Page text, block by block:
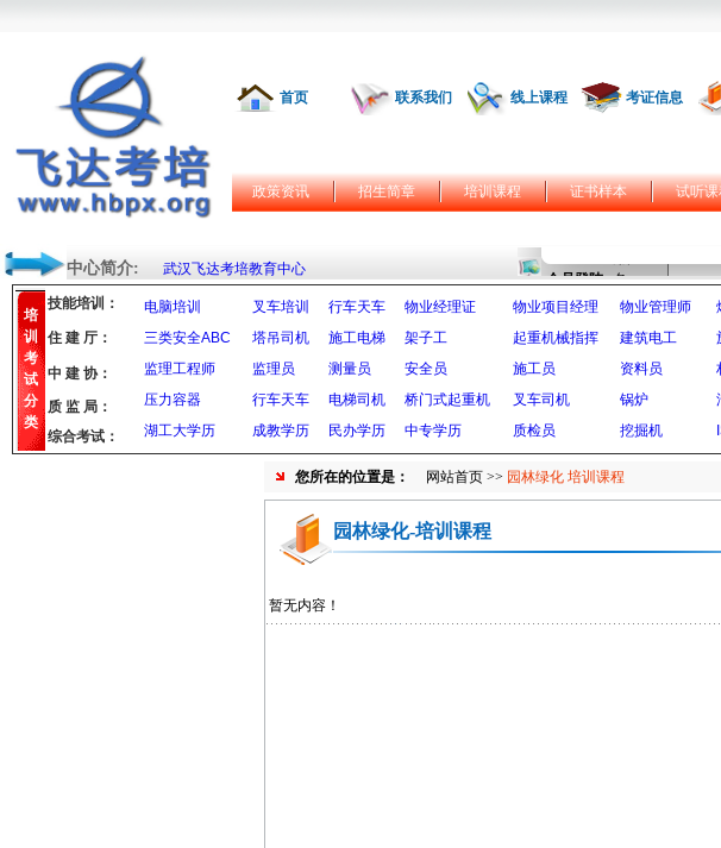
首页 联系我们 线上课程 考证信息
政策资讯 招生简章 培训课程 证书样本 试听
中心简介: 武汉飞达考培教育中心
培
训
考
试
分
类
技能培训： 电脑培训 叉车培训 行车天车 物业经理证 物业项目经理 物业管理师
三类安全ABC
塔吊司机 施工电梯 架子工 起重机械指挥 建筑电工
监理工程师
监理员 测量员 安全员 施工员 资料员
压力容器
行车天车 电梯司机 桥门式起重机 叉车司机 锅炉
湖工大学历
成教学历 民办学历 中专学历 质检员 挖掘机
住 建 厅：
中 建 协：
质 监 局：
综合考试：
您所在的位置是： 网站首页 >> 园林绿化 培训课程
园林绿化-培训课程
暂无内容！